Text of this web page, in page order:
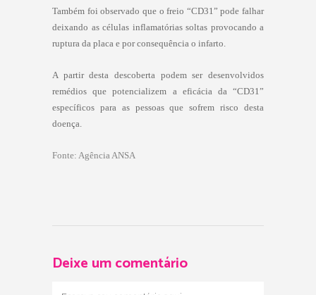
Também foi observado que o freio “CD31” pode falhar
deixando as células inflamatórias soltas provocando a
ruptura da placa e por consequência o infarto.
A partir desta descoberta podem ser desenvolvidos
remédios que potencializem a eficácia da “CD31”
específicos para as pessoas que sofrem risco desta
doença.
Fonte: Agência ANSA
Deixe um comentário